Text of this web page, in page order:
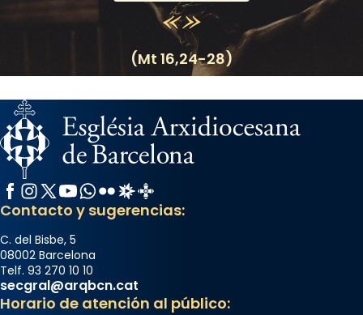
(Mt 16,24-28)
Facebook
Instagram
X / Twitter
YouTube
WhatsApp
FlickrRadio Estel
Catalunya Cristiana
Contacto y sugerencias:
C. del Bisbe, 5
08002 Barcelona
Telf. 93 270 10 10
secgral@arqbcn.cat
Horario de atención al público: